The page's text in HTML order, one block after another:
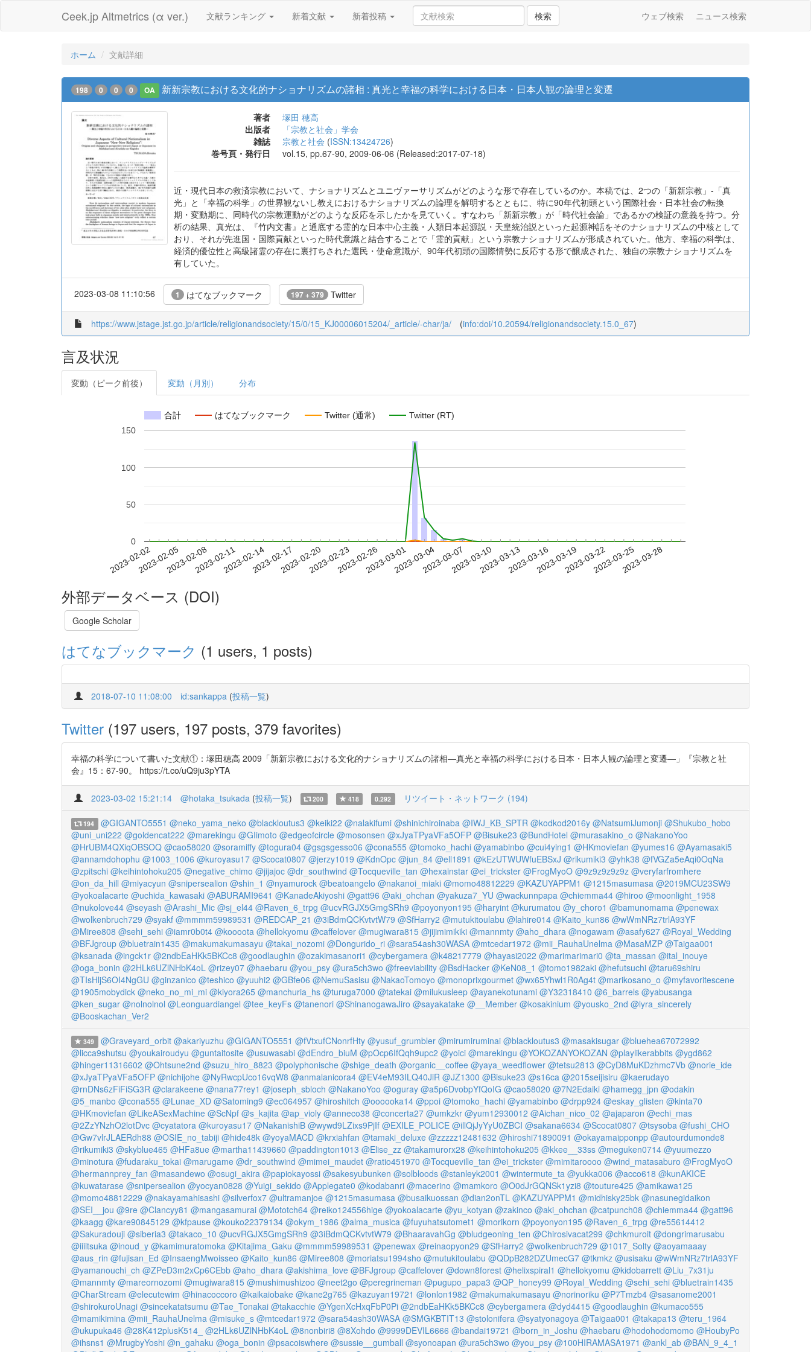
Ceek.jp Altmetrics (α ver.) 文献ランキング 新着文献 新着投稿 検索 ウェブ検索 ニュース検索
ホーム 文献詳細
198 0 0 0 OA 新新宗教における文化的ナショナリズムの諸相 : 真光と幸福の科学における日本・日本人観の論理と変遷
著者
塚田 穂高
出版者
「宗教と社会」学会
雑誌
宗教と社会 (ISSN:13424726)
巻号頁・発行日
vol.15, pp.67-90, 2009-06-06 (Released:2017-07-18)
近・現代日本の救済宗教において、ナショナリズムとユニヴァーサリズムがどのような形で存在しているのか。本稿では、2つの「新新宗教」-「真
光」と「幸福の科学」の世界観ないし教えにおけるナショナリズムの論理を解明するとともに、特に90年代初頭という国際社会・日本社会の転換
期・変動期に、同時代の宗教運動がどのような反応を示したかを見ていく。すなわち「新新宗教」が「時代社会論」であるかの検証の意義を持つ。分
析の結果、真光は、『竹内文書』と通底する霊的な日本中心主義・人類日本起源説・天皇統治説といった起源神話をそのナショナリズムの中核として
おり、それが先進国・国際貢献といった時代意識と結合することで「霊的貢献」という宗教ナショナリズムが形成されていた。他方、幸福の科学は、
経済的優位性と高級諸霊の存在に裏打ちされた選民・使命意識が、90年代初頭の国際情勢に反応する形で醸成された、独自の宗教ナショナリズムを
有していた。
2023-03-08 11:10:56 1 はてなブックマーク 197 + 379 Twitter
https://www.jstage.jst.go.jp/article/religionandsociety/15/0/15_KJ00006015204/_article/-char/ja/ (info:doi/10.20594/religionandsociety.15.0_67)
言及状況
変動（ピーク前後） 変動（月別） 分布
合計 はてなブックマーク Twitter (通常) Twitter (RT)
2023-02-022023-02-052023-02-082023-02-112023-02-142023-02-172023-02-202023-02-232023-02-262023-03-012023-03-042023-03-072023-03-102023-03-132023-03-162023-03-192023-03-222023-03-252023-03-28
0
50
100
150
外部データベース (DOI)
Google Scholar
はてなブックマーク (1 users, 1 posts)
2018-07-10 11:08:00 id:sankappa (投稿一覧)
Twitter (197 users, 197 posts, 379 favorites)
幸福の科学について書いた文献①：塚田穂高 2009「新新宗教における文化的ナショナリズムの諸相―真光と幸福の科学における日本・日本人観の論理と変遷―」『宗教と社
会』15：67-90。 https://t.co/uQ9ju3pYTA
2023-03-02 15:21:14 @hotaka_tsukada (投稿一覧) 200 418 0.292 リツイート・ネットワーク (194)
194 @GIGANTO5551 @neko_yama_neko @blackloutus3 @keiki22 @nalakifumi @shinichiroinaba @IWJ_KB_SPTR @kodkod2016y @NatsumiJumonji @Shukubo_hobo
@uni_uni222 @goldencat222 @marekingu @GIimoto @edgeofcircle @mosonsen @xJyaTPyaVFa5OFP @Bisuke23 @BundHotel @murasakino_o @NakanoYoo
@HrUBM4QXiqOBSOQ @cao58020 @soramiffy @togura04 @gsgsgesso06 @cona555 @tomoko_hachi @yamabinbo @cui4ying1 @HKmoviefan @yumes16 @Ayamasaki5
@annamdohophu @1003_1006 @kuroyasu17 @Scocat0807 @jerzy1019 @KdnOpc @jun_84 @ell1891 @kEzUTWUWfuEBSxJ @rikumiki3 @yhk38 @fVGZa5eAqi0OqNa
@zpitschi @keihintohoku205 @negative_chimo @jijajoc @dr_southwind @Tocqueville_tan @hexainstar @ei_trickster @FrogMyoO @9z9z9z9z9z @veryfarfromhere
@on_da_hill @miyacyun @snipersealion @shin_1 @nyamurock @beatoangelo @nakanoi_miaki @momo48812229 @KAZUYAPPM1 @1215masumasa @2019MCU23SW9
@yokoalacarte @uchida_kawasaki @ABURAMI9641 @KanadeAkiyoshi @gatt96 @aki_ohchan @yakuza7_YU @wackunnpapa @chiemma44 @hiroo @moonlight_1958
@nukolove44 @seyash @Arashi_Mic @sj_el44 @Raven_6_trpg @ucvRGJX5GmgSRh9 @poyonyon195 @haryint @kurumatou @y_choro1 @bamunomama @penewax
@wolkenbruch729 @syakf @mmmm59989531 @REDCAP_21 @3iBdmQCKvtvtW79 @SfHarry2 @mutukitoulabu @lahire014 @Kaito_kun86 @wWmNRz7trlA93YF
@Miree808 @sehi_sehi @iamr0b0t4 @koooota @hellokyomu @caffelover @mugiwara815 @jijimimikiki @mannmty @aho_dhara @nogawam @asafy627 @Royal_Wedding
@BFJgroup @bluetrain1435 @makumakumasayu @takai_nozomi @Dongurido_ri @sara54ash30WASA @mtcedar1972 @mii_RauhaUnelma @MasaMZP @Taigaa001
@ksanada @ingck1r @2ndbEaHKk5BKCc8 @goodlaughin @ozakimasanori1 @cybergamera @k48217779 @hayasi2022 @marimarimari0 @ta_massan @ital_inouye
@oga_bonin @2HLk6UZlNHbK4oL @rizey07 @haebaru @you_psy @ura5ch3wo @freeviability @BsdHacker @KeN08_1 @tomo1982aki @hefutsuchi @taru69shiru
@TIsHljS6OI4NgGU @ginzanico @teshico @yuuhi2 @GBfe06 @NemuSasisu @NakaoTomoyo @monoprixgourmet @wx65Yhwl1R0Ag4t @marikosano_o @myfavoritescene
@1905mobydick @neko_no_mi_mi @kiyora265 @manchuria_hs @turuga7000 @tatekai @milukusleep @ayanekotunami @Y32318410 @6_barrels @yabusanga
@ken_sugar @nolnolnol @Leonguardiangel @tee_keyFs @tanenori @ShinanogawaJiro @sayakatake @__Member @kosakinium @yousko_2nd @lyra_sincerely
@Booskachan_Ver2
349 @Graveyard_orbit @akariyuzhu @GIGANTO5551 @fVtxufCNonrfHty @yusuf_grumbler @mirumiruminai @blackloutus3 @masakisugar @bluehea67072992
@licca9shutsu @youkairoudyu @guntaitosite @usuwasabi @dEndro_biuM @pOcp6IfQqh9upc2 @yoici @marekingu @YOKOZANYOKOZAN @playlikerabbits @ygd862
@hinger11316602 @Ohtsune2nd @suzu_hiro_8823 @polyphonische @shige_death @organic__coffee @yaya_weedflower @tetsu2813 @CyD8MuKDzhmc7Vb @norie_ide
@xJyaTPyaVFa5OFP @nichijohe @NyRwcpUco16vqW8 @anmalanicora4 @EV4eM93ILQ40JiR @JZ1300 @Bisuke23 @s16ca @2015seijisiru @kaerudayo
@rnDNs6zFiFiSG3R @clarakeene @nana77rey1 @joseph_sbloch @NakanoYoo @oguray @a5p6DvobpYfQoIG @cao58020 @7N2Edaiki @hamegg_jpn @odakin
@5_manbo @cona555 @Lunae_XD @Satoming9 @ec064957 @hiroshitch @oooooka14 @ppoi @tomoko_hachi @yamabinbo @drpp924 @eskay_glisten @kinta70
@HKmoviefan @LikeASexMachine @ScNpf @s_kajita @ap_violy @anneco38 @concerta27 @umkzkr @yum12930012 @Aichan_nico_02 @ajaparon @echi_mas
@2ZzYNzhO2lotDvc @cyatatora @kuroyasu17 @NakanishiB @wywd9LZixs9PjIf @EXILE_POLICE @illQjJyYyU0ZBCI @sakana6634 @Scocat0807 @tsysoba @fushi_CHO
@Gw7vlrJLAERdh88 @OSIE_no_tabiji @hide48k @yoyaMACD @krxiahfan @tamaki_deluxe @zzzzz12481632 @hiroshi71890091 @okayamaipponpp @autourdumonde8
@rikumiki3 @skyblue465 @HFa8ue @martha11439660 @paddington1013 @Elise_zz @takamurorx28 @keihintohoku205 @kkee__33ss @meguken0714 @yuumezzo
@minotura @fudaraku_tokai @marugame @dr_southwind @mimei_maudet @ratio451970 @Tocqueville_tan @ei_trickster @mimitaroooo @wind_matasaburo @FrogMyoO
@hermannprey_fan @masandewo @osugi_akira @papiokayossi @sakesyubunken @solbloods @stanleyk2001 @wintermute_ta @yukka006 @acco618 @kunAKICE
@kuwatarase @snipersealion @yocyan0828 @Yuigi_sekido @Applegate0 @kodabanri @macerino @mamkoro @O0dJrGQNSk1yzi8 @touture425 @amikawa125
@momo48812229 @nakayamahisashi @silverfox7 @ultramanjoe @1215masumasa @busaikuossan @dian2onTL @KAZUYAPPM1 @midhisky25bk @nasunegidaikon
@SEI__jou @9re @Clancyy81 @mangasamurai @Mototch64 @reiko124556hige @yokoalacarte @yu_kotyan @zakinco @aki_ohchan @catpunch08 @chiemma44 @gatt96
@kaagg @kare90845129 @kfpause @kouko22379134 @okym_1986 @alma_musica @fuyuhatsutomet1 @morikorn @poyonyon195 @Raven_6_trpg @re55614412
@Sakuradouji @siberia3 @takaco_10 @ucvRGJX5GmgSRh9 @3iBdmQCKvtvtW79 @BhaaravahGg @bludgeoning_ten @Chirosivacat299 @chkmuroit @dongrimarusabu
@iiiitsuka @inoud_y @kamimuratomoka @Kitajima_Gaku @mmmm59989531 @penewax @reinaopyon29 @SfHarry2 @wolkenbruch729 @1017_Solty @aoyamaaay
@aus_rin @fujisan_Ed @InsaengMwoisseo @Kaito_kun86 @Miree808 @moriatsu1994sho @mutukitoulabu @QDpB282DZUmecG7 @tkmkz @usisaku @wWmNRz7trlA93YF
@yamanouchi_ch @ZPeD3m2xCp6CEbb @aho_dhara @akishima_love @BFJgroup @caffelover @down8forest @helixspiral1 @hellokyomu @kidobarrett @Liu_7x31ju
@mannmty @mareornozomi @mugiwara815 @mushimushizoo @neet2go @peregrineman @pugupo_papa3 @QP_honey99 @Royal_Wedding @sehi_sehi @bluetrain1435
@CharStream @elecutewim @hinacoccoro @kaikaiobake @kane2g765 @kazuyan19721 @lonlon1982 @makumakumasayu @norinoriku @P7Tmzb4 @sasanome2001
@shirokuroUnagi @sincekatatsumu @Tae_Tonakai @takacchie @YgenXcHxqFbP0Pi @2ndbEaHKk5BKCc8 @cybergamera @dyd4415 @goodlaughin @kumaco555
@mamikimina @mii_RauhaUnelma @misuke_s @mtcedar1972 @sara54ash30WASA @SMGKBTIT13 @stolonifera @syatyonagoya @Taigaa001 @takapa13 @teru_1964
@ukupuka46 @28K412plusK514_ @2HLk6UZlNHbK4oL @8nonbiri8 @8Xohdo @9999DEVIL6666 @bandai19721 @born_in_Joshu @haebaru @hodohodomomo @HoubyPo
@ihsns1 @MrugbyYoshi @n_gahaku @oga_bonin @psacoiswhere @sussie__gumball @syonoapan @ura5ch3wo @you_psy @100HIRAMASA1971 @ankl_ab @BAN_9_4_1